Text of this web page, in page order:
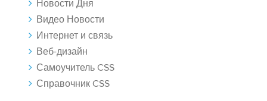
Новости Дня
Видео Новости
Интернет и связь
Веб-дизайн
Самоучитель CSS
Справочник CSS